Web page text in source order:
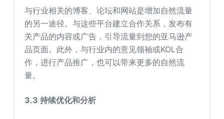
与行业相关的博客、论坛和网站是增加自然流量
的另一途径。与这些平台建立合作关系，发布有
关产品的内容或广告，引导流量到您的亚马逊产
品页面。此外，与行业内的意见领袖或KOL合
作，进行产品推广，也可以带来更多的自然流
量。
3.3 持续优化和分析